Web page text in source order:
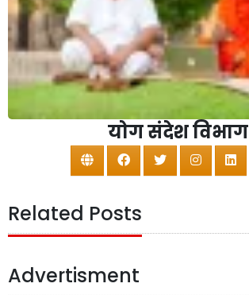
योग संदेश विभाग
Related Posts
Advertisment